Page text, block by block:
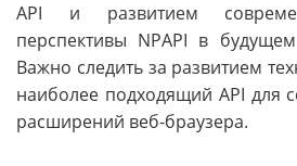
API и развитием
перспективы NPAPI в
Важно следить за развитием
наиболее подходящий API для
расширений веб-браузера.